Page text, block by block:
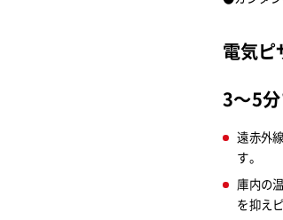
電気
3～5
遠赤外
す。
庫内の
を抑え